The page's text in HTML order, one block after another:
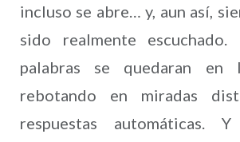
incluso se abre… y, aun así,
sido realmente
palabras se quedaran en
rebotando en miradas
respuestas automáticas.